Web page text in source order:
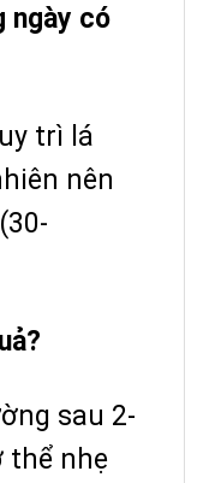
ngày có
trì lá
nên
sau 2-
thể nhẹ